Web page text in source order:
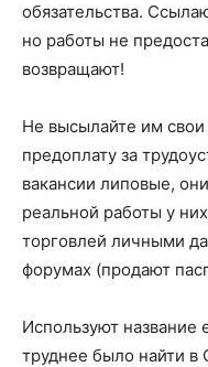
обязательства.
но работы не
возвращают!
Не высылайте им
предоплату за
вакансии липовые,
реальной работы у
торговлей личными
форумах (продают
Используют название
труднее было найти в